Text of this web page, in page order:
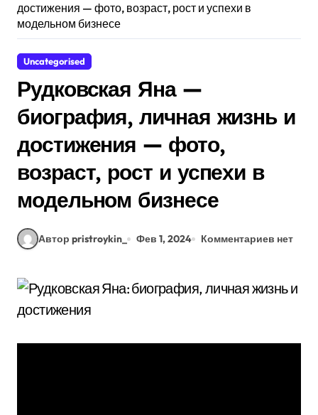
достижения — фото, возраст, рост и успехи в
модельном бизнесе
Uncategorised
Рудковская Яна —
биография, личная жизнь и
достижения — фото,
возраст, рост и успехи в
модельном бизнесе
Автор pristroykin_ Фев 1, 2024 Комментариев нет